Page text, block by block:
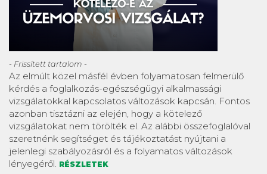
- Frissített tartalom -
Az elmúlt közel másfél évben folyamatosan felmerülő
kérdés a foglalkozás-egészségügyi alkalmassági
vizsgálatokkal kapcsolatos változások kapcsán. Fontos
azonban tisztázni az elején, hogy a kötelező
vizsgálatokat nem törölték el. Az alábbi összefoglalóval
szeretnénk segítséget és tájékoztatást nyújtani a
jelenlegi szabályozásról és a folyamatos változások
lényegéről. RÉSZLETEK